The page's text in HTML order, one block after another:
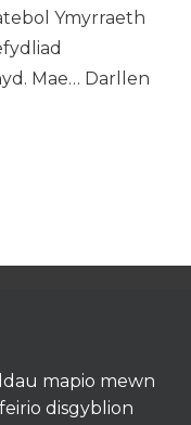
Ymyrraeth
Mae… Darllen
mapio mewn
disgyblion